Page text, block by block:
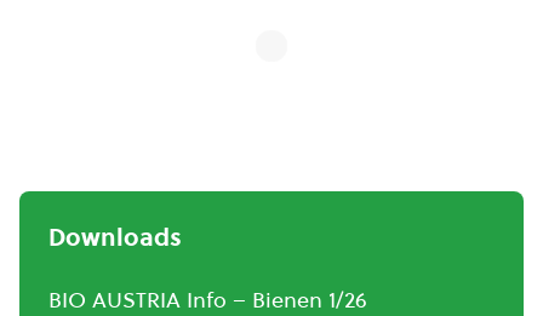
Downloads
BIO AUSTRIA Info – Bienen 1/26